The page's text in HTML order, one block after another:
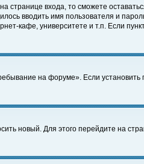
странице входа, то сможете
вводить имя пользователя и
кафе, университете и т.п. Если
на форуме». Если
новый. Для этого перейдите на